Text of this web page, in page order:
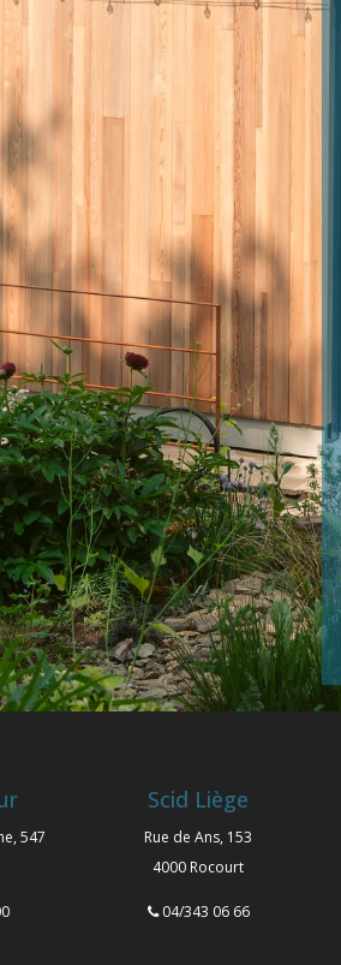
547
Scid Liège
Rue de Ans, 153
4000 Rocourt
04/343 06 66